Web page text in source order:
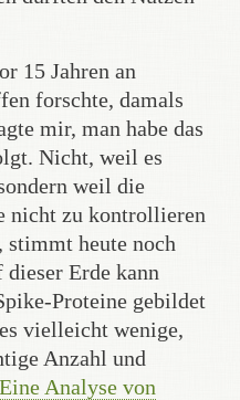
15 Jahren an
forschte, damals
mir, man habe das
Nicht, weil es
weil die
nicht zu kontrollieren
stimmt heute noch
Erde kann
Proteine gebildet
vielleicht wenige,
Anzahl und
Eine Analyse von